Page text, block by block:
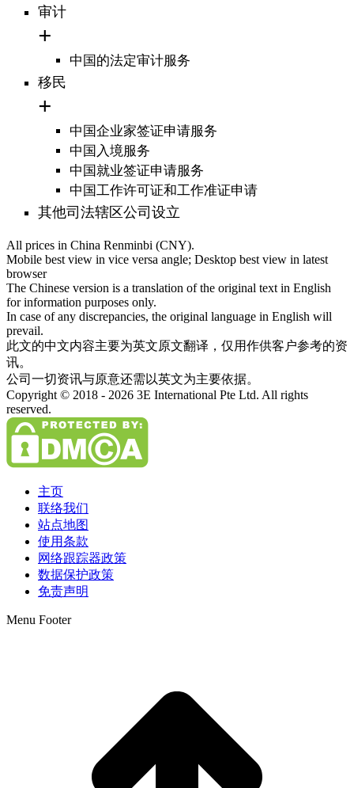
审计
中国的法定审计服务
移民
中国企业家签证申请服务
中国入境服务
中国就业签证申请服务
中国工作许可证和工作准证申请
其他司法辖区公司设立
All prices in China Renminbi (CNY).
Mobile best view in vice versa angle; Desktop best view in latest
browser
The Chinese version is a translation of the original text in English
for information purposes only.
In case of any discrepancies, the original language in English will
prevail.
此文的中文内容主要为英文原文翻译，仅用作供客户参考的资
讯。
公司一切资讯与原意还需以英文为主要依据。
Copyright © 2018 - 2026 3E International Pte Ltd. All rights
reserved.
主页
联络我们
站点地图
使用条款
网络跟踪器政策
数据保护政策
免责声明
Menu Footer